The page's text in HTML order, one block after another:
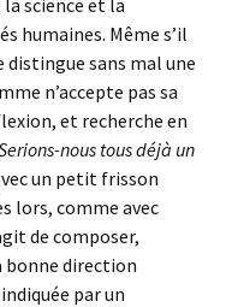
science et la
humaines. Même s’il
sans mal une
n’accepte pas sa
et recherche en
nous tous déjà un
un petit frisson
lors, comme avec
de composer,
bonne direction
par un